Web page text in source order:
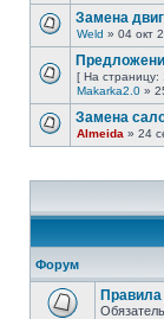
Замена
Weld » 04 окт
[ На страницу:
Makarka2.0 »
Замена
Almeida » 24
Форум